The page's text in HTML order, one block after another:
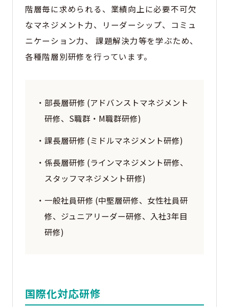
階層毎に求められる、業績向上に必要不可欠
なマネジメント力、リーダーシップ、コミュ
ニケーション力、 課題解決力等を学ぶため、
各種階層別研修を行っています。
・部長層研修 (アドバンストマネジメント
研修、S職群・M職群研修)
・課長層研修 (ミドルマネジメント研修)
・係長層研修 (ラインマネジメント研修、
スタッフマネジメント研修)
・一般社員研修 (中堅層研修、女性社員研
修、ジュニアリーダー研修、入社3年目
研修)
国際化対応研修